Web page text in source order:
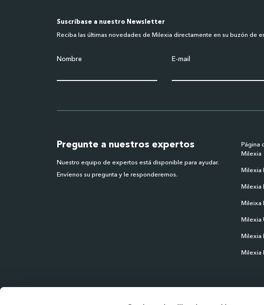
Suscríbase a nuestro Newsletter
Reciba las últimas novedades de Milexia directamente en su buzón de
Nombre E-mail
Pregunte a nuestros expertos
Nuestro equipo de expertos está disponible para ayudar.
Envíenos su pregunta y le responderemos.
Página
Milexia
Milexia
Milexia
Mileixa
Milexia
Milexia
Milexia